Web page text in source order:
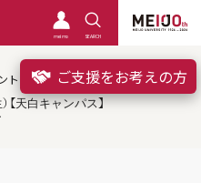
meimo SEARCH
ご支援をお考えの方
ト
【天白キャンパス】